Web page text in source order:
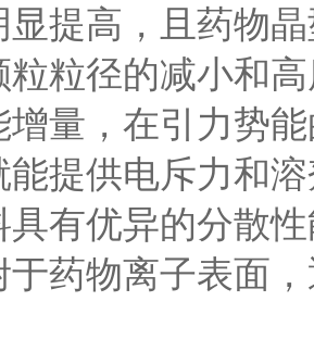
提高，且药物
粒粒径的减小和
增量，在引力势
能提供电斥力和
具有优异的分散
于药物离子表面